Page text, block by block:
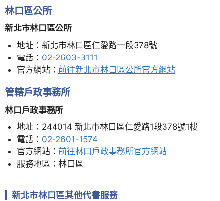
林口區公所
新北市林口區公所
地址：新北市林口區仁愛路一段378號
電話： 02-2603-3111
官方網站： 前往新北市林口區公所官方網站
管轄戶政事務所
林口戶政事務所
地址：244014 新北市林口區仁愛路1段378號1樓
電話： 02-2601-1574
官方網站： 前往林口戶政事務所官方網站
服務地區：林口區
新北市林口區其他代書服務